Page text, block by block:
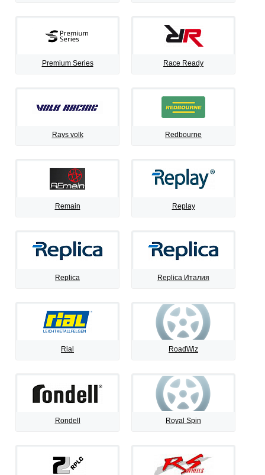
Premium Series Race Ready
Rays volk Redbourne
Remain Replay
Replica Replica Италия
Rial RoadWiz
Rondell Royal Spin